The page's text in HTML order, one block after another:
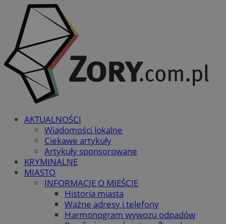
AKTUALNOŚCI
Wiadomości lokalne
Ciekawe artykuły
Artykuły sponsorowane
KRYMINALNE
MIASTO
INFORMACJE O MIEŚCIE
Historia miasta
Ważne adresy i telefony
Harmonogram wywozu odpadów